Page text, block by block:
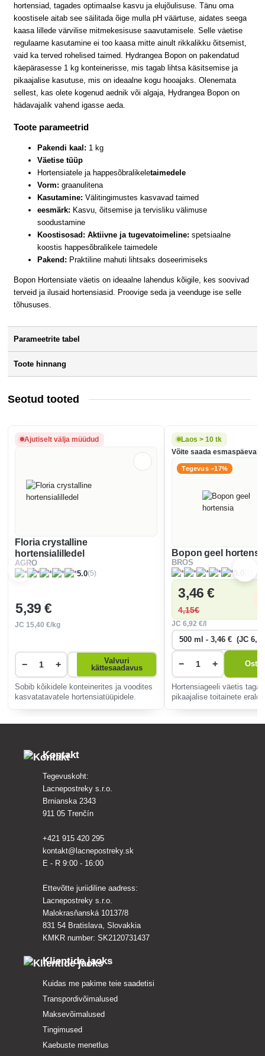
hortensiad, tagades optimaalse kasvu ja elujõulisuse. Tänu oma
koostisele aitab see säilitada õige mulla pH väärtuse, aidates seega
kaasa lillede värvilise mitmekesisuse saavutamisele. Selle väetise
regulaarne kasutamine ei too kaasa mitte ainult rikkalikku õitsemist,
vaid ka terved rohelised taimed. Hydrangea Bopon on pakendatud
käepärasesse 1 kg konteinerisse, mis tagab lihtsa käsitsemise ja
pikaajalise kasutuse, mis on ideaalne kogu hooajaks. Olenemata
sellest, kas olete kogenud aednik või algaja, Hydrangea Bopon on
hädavajalik vahend igasse aeda.
Toote parameetrid
Pakendi kaal: 1 kg
Väetise tüüp
Hortensiatele ja happesõbralikeletaimedele
Vorm: graanulitena
Kasutamine: Välitingimustes kasvavad taimed
eesmärk: Kasvu, õitsemise ja tervisliku välimuse
soodustamine
Koostisosad: Aktiivne ja tugevatoimeline: spetsiaalne
koostis happesõbralikele taimedele
Pakend: Praktiline mahuti lihtsaks doseerimiseks
Bopon Hortensiate väetis on ideaalne lahendus kõigile, kes soovivad
terveid ja ilusaid hortensiasid. Proovige seda ja veenduge ise selle
tõhususes.
Parameetrite tabel
Toote hinnang
Seotud tooted
Ajutiselt välja müüdud
Floria crystalline
hortensialilledel
AGRO
5.0(5)
5,39 €
JC15,40 €/kg
− +
Valvuri
kättesaadavus
Sobib kõikidele konteinerites ja voodites
kasvatatavatele hortensiatüüpidele.
Laos > 10 tk
Võite saada esmaspäeval,
Tegevus −17%
Bopon geel
BROS
5.0
3,46 €
4,15€
JC6,92 €/l
− +
Hortensiageeli väetis
pikaajalise toitainete
Kontakt
Tegevuskoht:
Lacnepostreky s.r.o.
Brnianska 2343
911 05 Trenčín
+421 915 420 295
kontakt@lacnepostreky.sk
E - R 9:00 - 16:00
Ettevõtte juriidiline aadress:
Lacnepostreky s.r.o.
Malokrasňanská 10137/8
831 54 Bratislava, Slovakkia
KMKR number: SK2120731437
Klientide jaoks
Kuidas me pakime teie saadetisi
Transpordivõimalused
Maksevõimalused
Tingimused
Kaebuste menetlus